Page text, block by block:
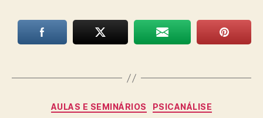
Categorias
AULAS E SEMINÁRIOS PSICANÁLISE